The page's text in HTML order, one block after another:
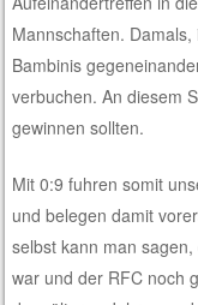
Mannschaften.
Bambinis
verbuchen. An diesem
gewinnen sollten.
Mit 0:9 fuhren somit
und belegen damit
selbst kann man
war und der RFC noch